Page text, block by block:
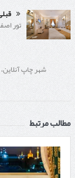
تور
شهر چاپ
مطالب مرتبط